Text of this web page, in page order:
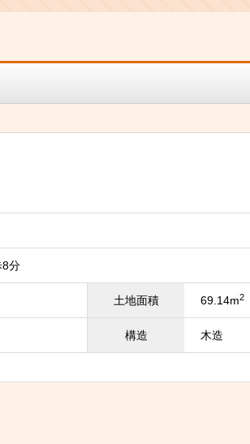
分
土地面積 69.14m2
構造 木造